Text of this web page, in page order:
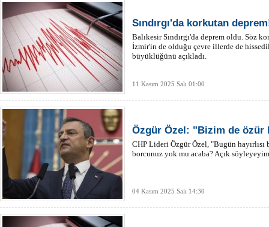
Sındırgı'da korkutan
Balıkesir Sındırgı'da deprem oldu. Söz
İzmir'in de olduğu çevre illerde de
büyüklüğünü açıkladı.
11 Kasım 2025 Salı 01:00
Özgür Özel: "Bizim de özür
CHP Lideri Özgür Özel, "Bugün
borcunuz yok mu acaba? Açık
04 Kasım 2025 Salı 14:30